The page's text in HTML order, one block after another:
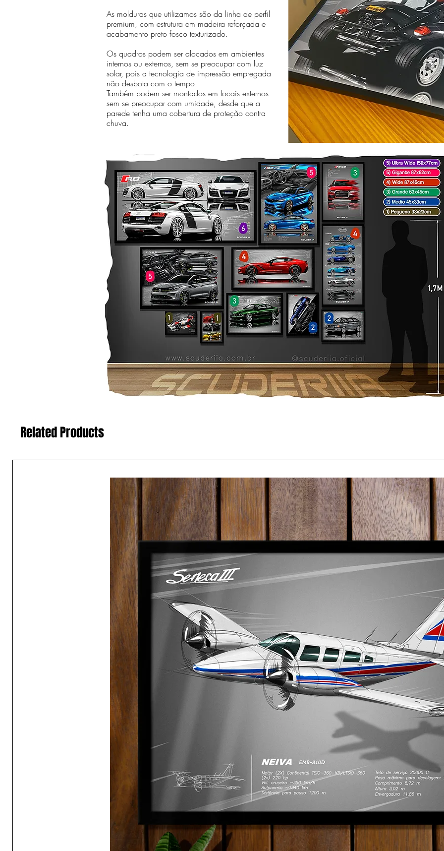
As molduras que utilizamos são da linha de perfil
premium, com estrutura em madeira reforçada e
acabamento preto fosco texturizado.
Os quadros podem ser alocados em ambientes
internos ou externos, sem se preocupar com luz
solar, pois a tecnologia de impressão empregada
não desbota com o tempo.
Também podem ser montados em locais externos
sem se preocupar com umidade, desde que a
parede tenha uma cobertura de proteção contra
chuva.
Related Products